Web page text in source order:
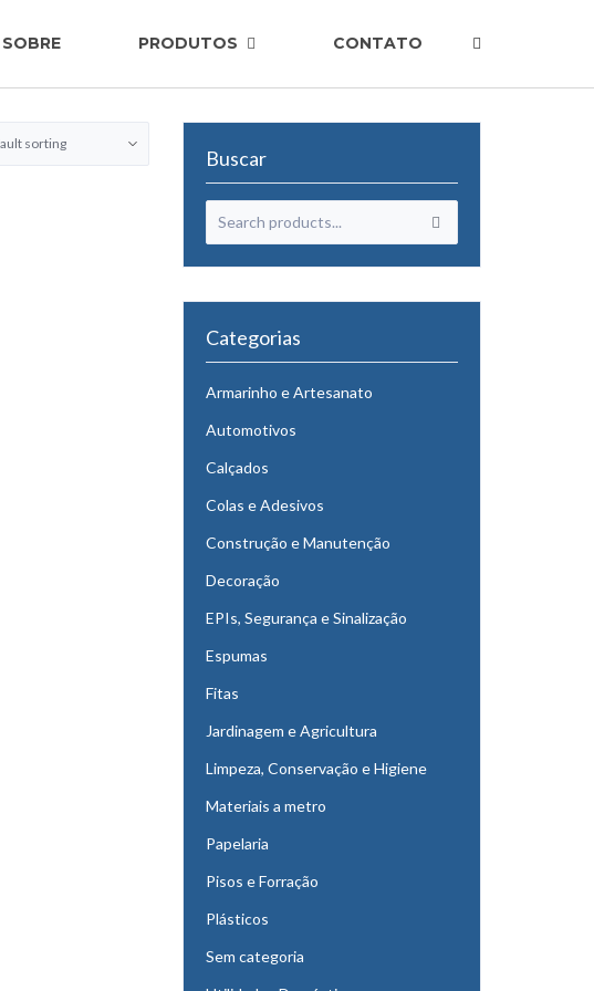
SOBRE PRODUTOS CONTATO
Buscar
Categorias
Armarinho e Artesanato
Automotivos
Calçados
Colas e Adesivos
Construção e Manutenção
Decoração
EPIs, Segurança e Sinalização
Espumas
Fitas
Jardinagem e Agricultura
Limpeza, Conservação e Higiene
Materiais a metro
Papelaria
Pisos e Forração
Plásticos
Sem categoria